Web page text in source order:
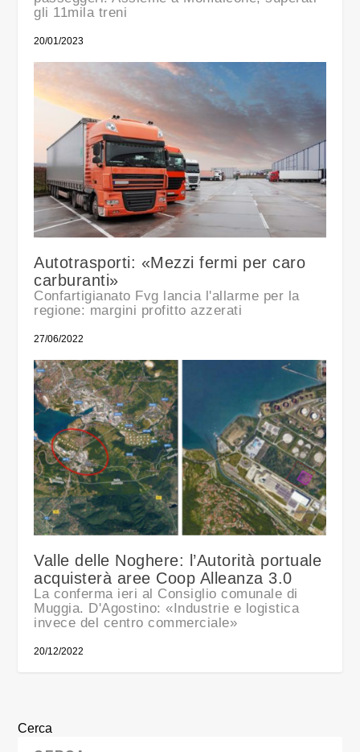
gli 11mila treni
20/01/2023
Autotrasporti: «Mezzi fermi per caro
carburanti»
Confartigianato Fvg lancia l'allarme per la
regione: margini profitto azzerati
27/06/2022
Valle delle Noghere: l’Autorità portuale
acquisterà aree Coop Alleanza 3.0
La conferma ieri al Consiglio comunale di
Muggia. D'Agostino: «Industrie e logistica
invece del centro commerciale»
20/12/2022
Cerca